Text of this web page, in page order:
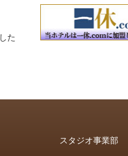
スタジオ事業部